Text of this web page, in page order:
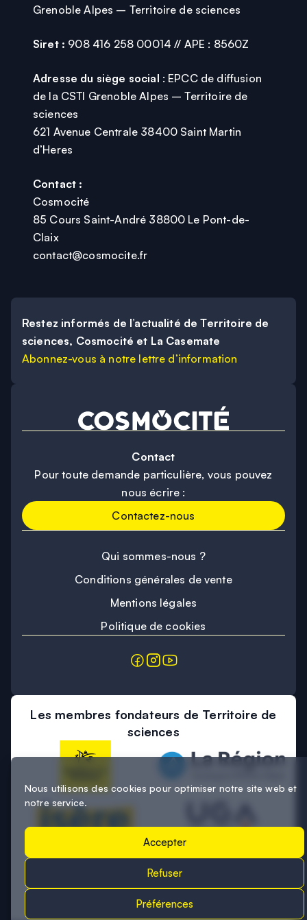
Nous utilisons des cookies pour optimiser notre site web et
notre service.
Accepter
Refuser
Préférences
Grenoble Alpes – Territoire de sciences
Siret : 908 416 258 00014 // APE : 8560Z
Adresse du siège social : EPCC de diffusion
de la CSTI Grenoble Alpes – Territoire de
sciences
621 Avenue Centrale 38400 Saint Martin
d’Heres
Contact :
Cosmocité
85 Cours Saint-André 38800 Le Pont-de-
Claix
contact@cosmocite.fr
Restez informés de l’actualité de Territoire de
sciences, Cosmocité et La Casemate
Abonnez-vous à notre lettre d’information
Contact
Pour toute demande particulière, vous pouvez
nous écrire :
Contactez-nous
Qui sommes-nous ?
Conditions générales de vente
Mentions légales
Politique de cookies
Les membres fondateurs de Territoire de
sciences